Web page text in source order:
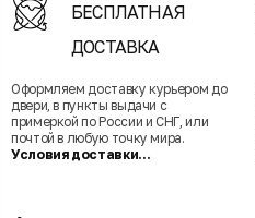
БЕСПЛАТНАЯ
ДОСТАВКА
Оформляем доставку курьером до
двери, в пункты выдачи с
примеркой по России и СНГ, или
почтой в любую точку мира.
Условия доставки...